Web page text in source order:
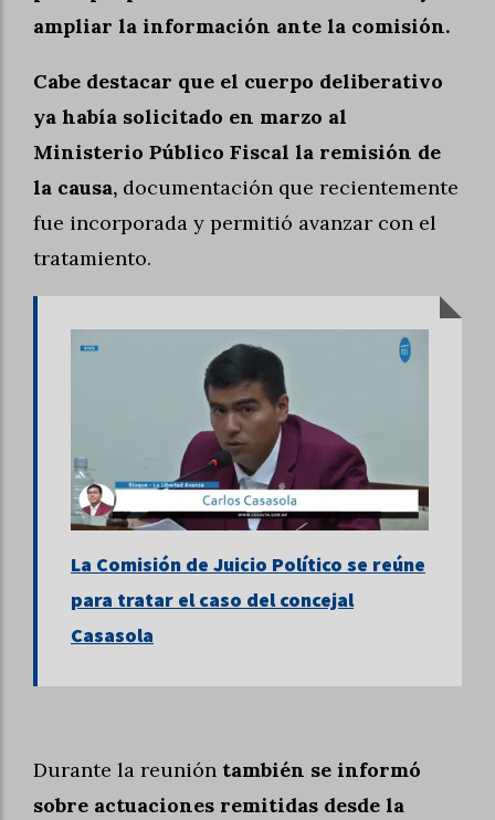
ampliar la información ante la comisión.
Cabe destacar que el cuerpo deliberativo
ya había solicitado en marzo al
Ministerio Público Fiscal la remisión de
la causa, documentación que recientemente
fue incorporada y permitió avanzar con el
tratamiento.
La Comisión de Juicio Político se reúne
para tratar el caso del concejal
Casasola
Durante la reunión también se informó
sobre actuaciones remitidas desde la